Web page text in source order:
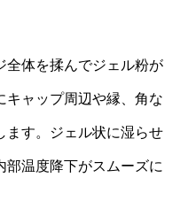
全体を揉んでジェル粉が
キャップ周辺や縁、角な
ます。ジェル状に湿らせ
部温度降下がスムーズに